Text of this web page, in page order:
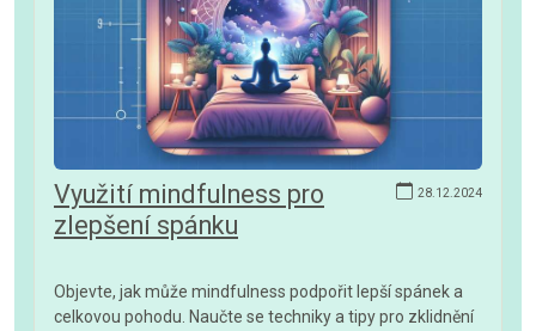
28.12.2024
Využití mindfulness pro
zlepšení spánku
Objevte, jak může mindfulness podpořit lepší spánek a
celkovou pohodu. Naučte se techniky a tipy pro zklidnění